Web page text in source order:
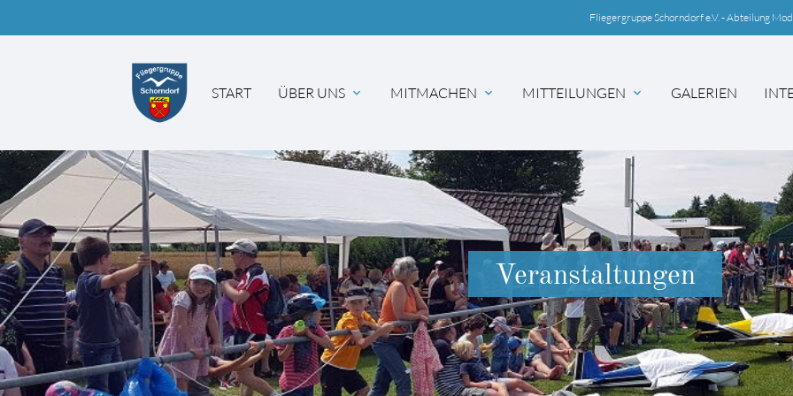
Fliegergruppe Schorndorf e.V. - Abteilung
START ÜBER UNS MITMACHEN MITTEILUNGEN GALERIEN
Suchbegriffe
Veranstaltungen